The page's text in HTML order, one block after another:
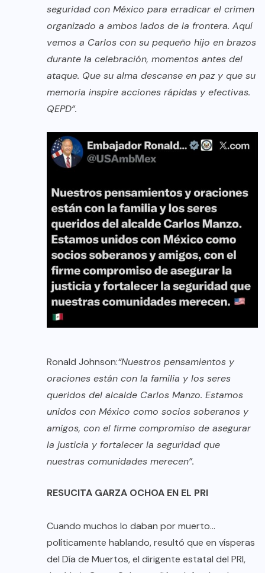
seguridad con México para erradicar el crimen
organizado a ambos lados de la frontera. Aquí
vemos a Carlos con su pequeño hijo en brazos
durante la celebración, momentos antes del
ataque. Que su alma descanse en paz y que su
memoria inspire acciones rápidas y efectivas.
QEPD”.
Ronald Johnson:“Nuestros pensamientos y
oraciones están con la familia y los seres
queridos del alcalde Carlos Manzo. Estamos
unidos con México como socios soberanos y
amigos, con el firme compromiso de asegurar
la justicia y fortalecer la seguridad que
nuestras comunidades merecen”.
RESUCITA GARZA OCHOA EN EL PRI
Cuando muchos lo daban por muerto…
políticamente hablando, resultó que en vísperas
del Día de Muertos, el dirigente estatal del PRI,